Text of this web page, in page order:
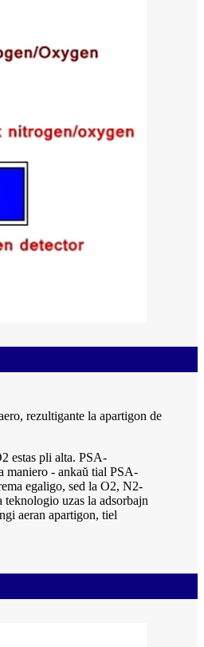
rezultigante la apartigon de
estas pli alta. PSA-
maniero - ankaŭ tial PSA-
egaligo, sed la O2, N2-
teknologio uzas la adsorbajn
aeran apartigon, tiel